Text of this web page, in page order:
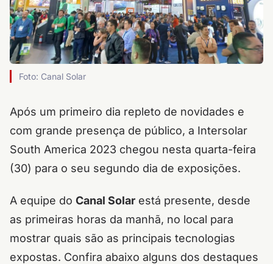
Foto: Canal Solar
Após um primeiro dia repleto de novidades e
com grande presença de público, a Intersolar
South America 2023 chegou nesta quarta-feira
(30) para o seu segundo dia de exposições.
A equipe do Canal Solar está presente, desde
as primeiras horas da manhã, no local para
mostrar quais são as principais tecnologias
expostas. Confira abaixo alguns dos destaques